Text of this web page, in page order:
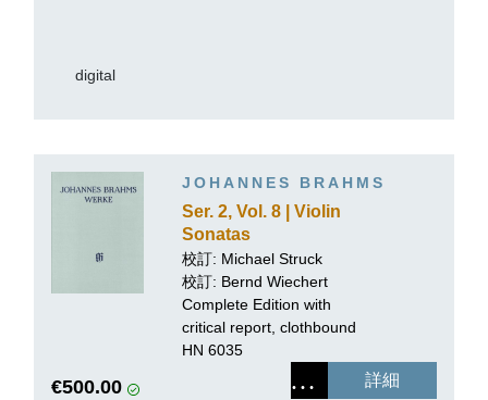
digital
JOHANNES BRAHMS
Ser. 2, Vol. 8 | Violin
Sonatas
校訂: Michael Struck
校訂: Bernd Wiechert
Complete Edition with
critical report, clothbound
HN 6035
€500.00 詳細